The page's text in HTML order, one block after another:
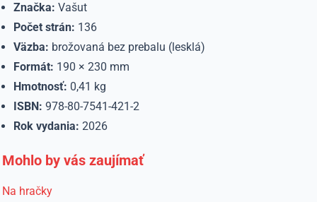
Značka: Vašut
Počet strán: 136
Väzba: brožovaná bez prebalu (lesklá)
Formát: 190 × 230 mm
Hmotnosť: 0,41 kg
ISBN: 978-80-7541-421-2
Rok vydania: 2026
Mohlo by vás zaujímať
Na hračky